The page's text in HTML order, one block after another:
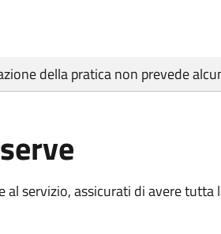
della pratica non prevede
al servizio, assicurati di avere